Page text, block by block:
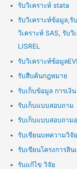
รับวิเคราะห์ stata
รับวิเคราะห์ข้อมูล,รั
วิเคราะห์ SAS, รับวิ
LISREL
รับวิเคราะห์ข้อมูล
รับสืบค้นกฎหมาย
รับเก็บข้อมูล การเงิ
รับเก็บแบบสอบถาม
รับเก็บแบบสอบถาม
รับเขียนบทความวิจัย
รับเขียนโครงการสิน
รับแก้ไข วิจัย